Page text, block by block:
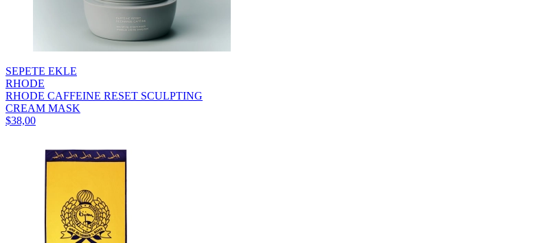
SEPETE EKLE
RHODE
RHODE CAFFEINE RESET SCULPTING
CREAM MASK
$38,00